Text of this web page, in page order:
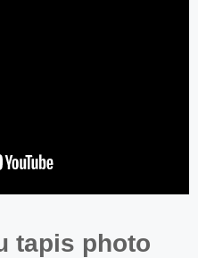
tapis photo